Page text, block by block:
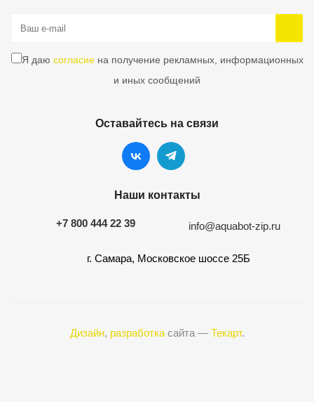
Я даю согласиена получение рекламных, информационных
и иных сообщений
Оставайтесь на связи
Наши контакты
+7 800 444 22 39 info@aquabot-zip.ru
г. Самара, Московское шоссе 25Б
Дизайн, разработкасайта — Текарт.